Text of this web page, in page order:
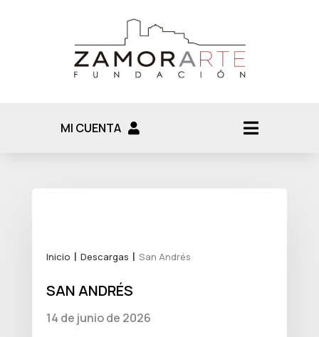
MI CUENTA
Inicio Descargas San Andrés
SAN ANDRÉS
14 de junio de 2026